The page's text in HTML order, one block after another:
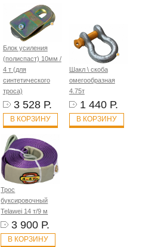
Блок усиления
(полиспаст) 10мм /
4 т (для
синтетического
троса)
3 528 Р.
В КОРЗИНУ
Шакл \ скоба
омегообразная
4.75т
1 440 Р.
В КОРЗИНУ
Трос
буксировочный
Telawei 14 т/9 м
3 900 Р.
В КОРЗИНУ